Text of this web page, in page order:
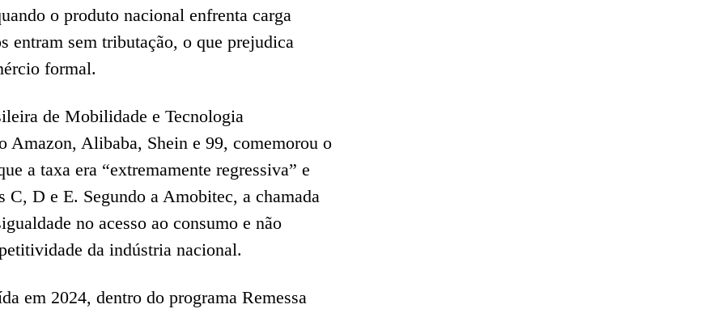
o produto nacional enfrenta carga
entram sem tributação, o que prejudica
formal.
de Mobilidade e Tecnologia
Amazon, Alibaba, Shein e 99, comemorou o
a taxa era “extremamente regressiva” e
C, D e E. Segundo a Amobitec, a chamada
no acesso ao consumo e não
da indústria nacional.
em 2024, dentro do programa Remessa